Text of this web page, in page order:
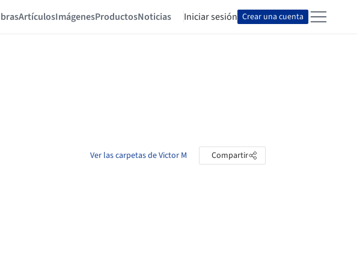
ArtículosImágenesProductosNoticias Iniciar sesión Crear una cuenta
Ver las carpetas de Victor M Compartir